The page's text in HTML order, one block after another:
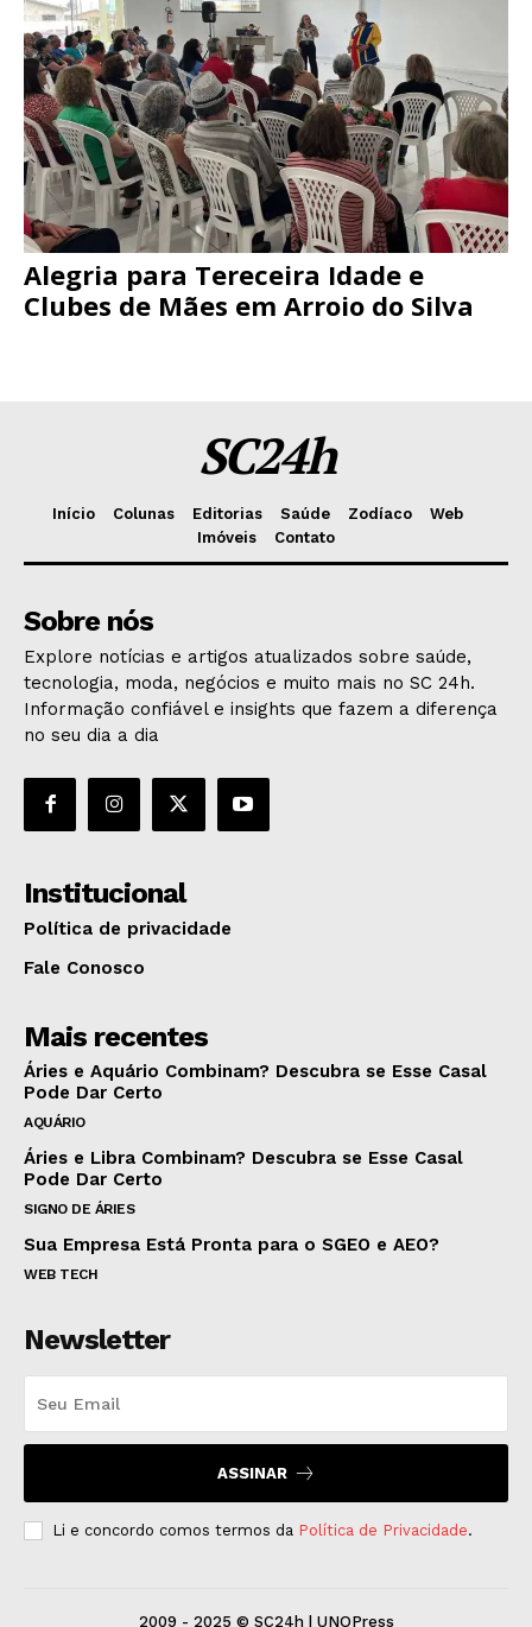
Alegria para Tereceira Idade e
Clubes de Mães em Arroio do Silva
SC24h
Início Colunas Editorias Saúde Zodíaco
Web
Imóveis
Contato
Sobre nós
Explore notícias e artigos atualizados sobre saúde,
tecnologia, moda, negócios e muito mais no SC 24h.
Informação confiável e insights que fazem a diferença
no seu dia a dia
Institucional
Política de privacidade
Fale Conosco
Mais recentes
Áries e Aquário Combinam? Descubra se Esse Casal
Pode Dar Certo
AQUÁRIO
Áries e Libra Combinam? Descubra se Esse Casal
Pode Dar Certo
SIGNO DE ÁRIES
Sua Empresa Está Pronta para o SGEO e AEO?
WEB TECH
Newsletter
ASSINAR
Li e concordo comos termos da Política de Privacidade.
2009 - 2025 © SC24h | UNOPress